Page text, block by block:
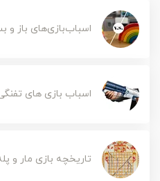
اسباب‌بازی‌های باز و
اسباب بازی های
تاریخچه بازی مار و